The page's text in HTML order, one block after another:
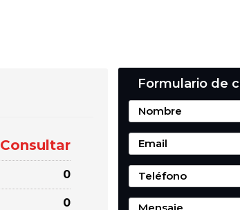
Consultar
0
0
Formulario de